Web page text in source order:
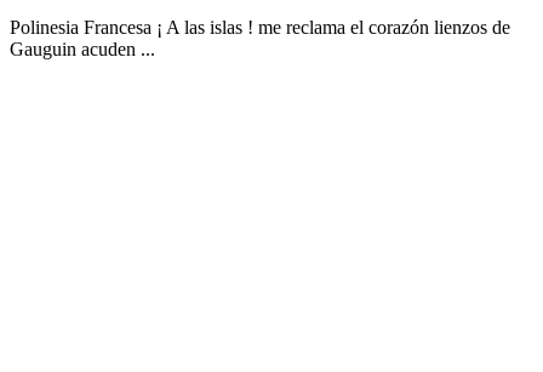
Polinesia Francesa ¡ A las islas ! me reclama el corazón lienzos de
Gauguin acuden ...